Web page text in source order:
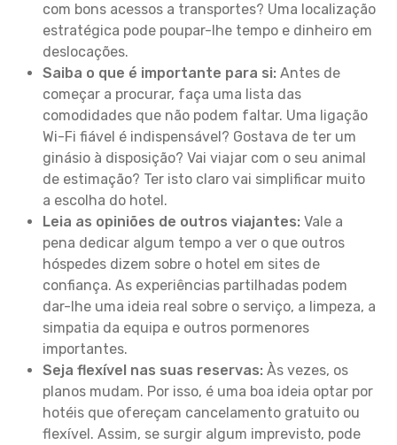
com bons acessos a transportes? Uma localização
estratégica pode poupar-lhe tempo e dinheiro em
deslocações.
Saiba o que é importante para si: Antes de
começar a procurar, faça uma lista das
comodidades que não podem faltar. Uma ligação
Wi-Fi fiável é indispensável? Gostava de ter um
ginásio à disposição? Vai viajar com o seu animal
de estimação? Ter isto claro vai simplificar muito
a escolha do hotel.
Leia as opiniões de outros viajantes: Vale a
pena dedicar algum tempo a ver o que outros
hóspedes dizem sobre o hotel em sites de
confiança. As experiências partilhadas podem
dar-lhe uma ideia real sobre o serviço, a limpeza, a
simpatia da equipa e outros pormenores
importantes.
Seja flexível nas suas reservas: Às vezes, os
planos mudam. Por isso, é uma boa ideia optar por
hotéis que ofereçam cancelamento gratuito ou
flexível. Assim, se surgir algum imprevisto, pode